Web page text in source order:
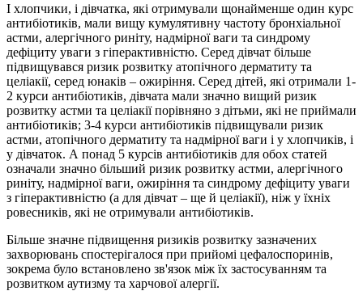
І хлопчики, і дівчатка, які отримували щонайменше один курс
антибіотиків, мали вищу кумулятивну частоту бронхіальної
астми, алергічного риніту, надмірної ваги та синдрому
дефіциту уваги з гіперактивністю. Серед дівчат більше
підвищувався ризик розвитку атопічного дерматиту та
целіакії, серед юнаків – ожиріння. Серед дітей, які отримали 1-
2 курси антибіотиків, дівчата мали значно вищий ризик
розвитку астми та целіакії порівняно з дітьми, які не приймали
антибіотиків; 3-4 курси антибіотиків підвищували ризик
астми, атопічного дерматиту та надмірної ваги і у хлопчиків, і
у дівчаток. А понад 5 курсів антибіотиків для обох статей
означали значно більший ризик розвитку астми, алергічного
риніту, надмірної ваги, ожиріння та синдрому дефіциту уваги
з гіперактивністю (а для дівчат – ще й целіакії), ніж у їхніх
ровесників, які не отримували антибіотиків.
Більше значне підвищення ризиків розвитку зазначених
захворювань спостерігалося при прийомі цефалоспоринів,
зокрема було встановлено зв'язок між їх застосуванням та
розвитком аутизму та харчової алергії.